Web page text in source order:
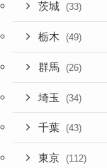
茨城 (33)
栃木 (49)
群馬 (26)
埼玉 (34)
千葉 (43)
東京 (112)